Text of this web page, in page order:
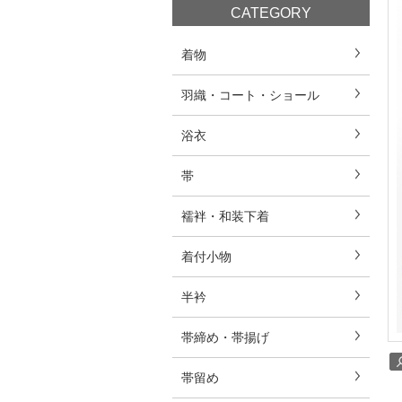
CATEGORY
着物
羽織・コート・ショール
浴衣
帯
襦袢・和装下着
着付小物
半衿
帯締め・帯揚げ
帯留め